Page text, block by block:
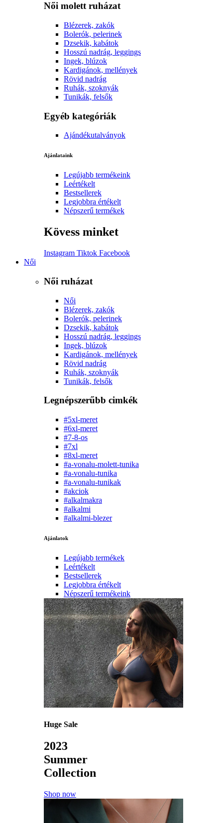
Női molett ruházat
Blézerek, zakók
Bolerók, pelerinek
Dzsekik, kabátok
Hosszú nadrág, leggings
Ingek, blúzok
Kardigánok, mellények
Rövid nadrág
Ruhák, szoknyák
Tunikák, felsők
Egyéb kategóriák
Ajándékutalványok
Ajánlataink
Legújabb termékeink
Leértékelt
Bestsellerek
Legjobbra értékelt
Népszerű termékek
Kövess minket
Instagram Tiktok Facebook
Női
Női ruházat
Női
Blézerek, zakók
Bolerók, pelerinek
Dzsekik, kabátok
Hosszú nadrág, leggings
Ingek, blúzok
Kardigánok, mellények
Rövid nadrág
Ruhák, szoknyák
Tunikák, felsők
Legnépszerűbb cimkék
#5xl-meret
#6xl-meret
#7-8-os
#7xl
#8xl-meret
#a-vonalu-molett-tunika
#a-vonalu-tunika
#a-vonalu-tunikak
#akciok
#alkalmakra
#alkalmi
#alkalmi-blezer
Ajánlatok
Legújabb termékek
Leértékelt
Bestsellerek
Legjobbra értékelt
Népszerű termékeink
Huge Sale
2023
Summer
Collection
Shop now